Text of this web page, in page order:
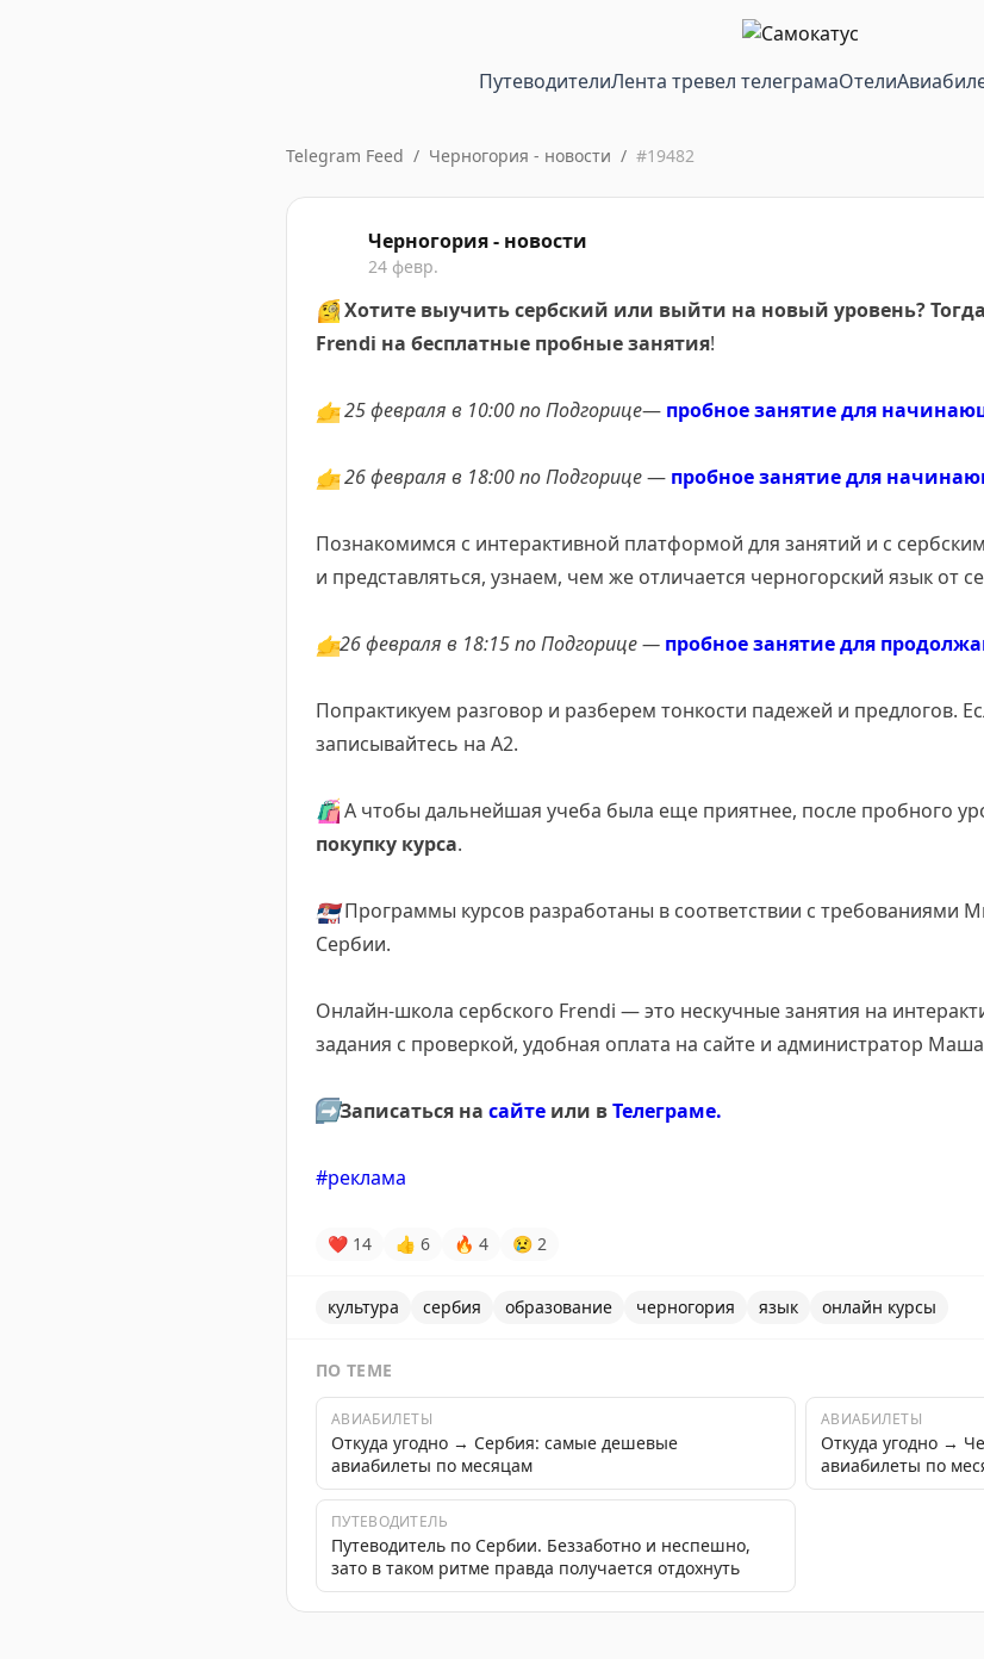
ПутеводителиЛента тревел телеграмаОтели
Telegram Feed / Черногория - новости / #19482
Черногория - новости
24 февр.
🧐Хотите выучить сербский или выйти на новый уровень? Тогда
Frendi на бесплатные пробные занятия!
👉25 февраля в 10:00по Подгорице— пробное занятие для
👉26 февраля в 18:00по Подгорице— пробное занятие для
Познакомимся с интерактивной платформой для занятий и с
и представляться, узнаем, чем же отличается черногорский язык от
👉26 февраля в 18:15по Подгорице— пробное занятие для
Попрактикуем разговор и разберем тонкости падежей и предлогов.
записывайтесь на А2.
🛍А чтобы дальнейшая учеба была еще приятнее, после пробного
покупку курса.
🇷🇸Программы курсов разработаны в соответствии с требованиями
Сербии.
Онлайн-школа сербского Frendi — это нескучные занятия на
задания с проверкой, удобная оплата на сайте и администратор
➡Записаться на сайте или вТелеграме.
#реклама
❤ 14 👍 6 🔥 4 😢 2
культура сербия образование черногория язык онлайн курсы
ПО ТЕМЕ
АВИАБИЛЕТЫ
Откуда угодно → Сербия: самые дешевые
авиабилеты по месяцам
АВИАБИЛЕТЫ
Откуда угодно →
авиабилеты по
ПУТЕВОДИТЕЛЬ
Путеводитель по Сербии. Беззаботно и неспешно,
зато в таком ритме правда получается отдохнуть